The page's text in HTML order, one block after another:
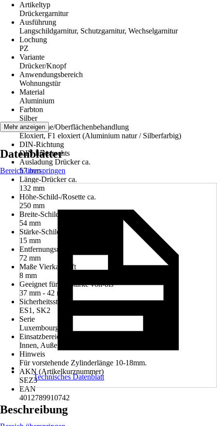
Artikeltyp
Drückergarnitur
Ausführung
Langschildgarnitur, Schutzgarnitur, Wechselgarnitur
Lochung
PZ
Variante
Drücker/Knopf
Anwendungsbereich
Wohnungstür
Material
Aluminium
Farbton
Silber
Oberfläche/Oberflächenbehandlung
Eloxiert, F1 eloxiert (Aluminium natur / Silberfarbig)
DIN-Richtung
DIN links/rechts
Ausladung Drücker ca.
57 mm
Länge-Drücker ca.
132 mm
Höhe-Schild-/Rosette ca.
250 mm
Breite-Schild-/Rosette ca.
54 mm
Stärke-Schild-/Rosette ca.
15 mm
Entfernungsmaß
72 mm
Maße Vierkantstift
8 mm
Geeignet für Türstärke von-bis
37 mm - 42 mm
Sicherheitsstufe
ES1, SK2
Serie
Luxembourg
Einsatzbereich
Innen, Außen
Hinweis
Für vorstehende Zylinderlänge 10-18mm.
AKN (Artikelkurznummer)
SEZ3
EAN
4012789910742
Mehr anzeigen
Datenblätter
Bereich überspringen
Technisches Datenblatt
Beschreibung